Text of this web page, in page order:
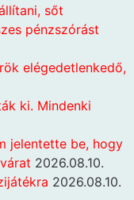
sőt
pénzszórást
elégedetlenkedő,
ki. Mindenki
jelentette be, hogy
2026.08.10.
2026.08.10.